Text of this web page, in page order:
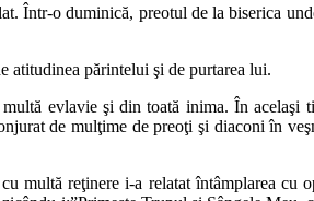
Într-o duminică, preotul de la biserica
atitudinea părintelui şi de purtarea lui.
evlavie şi din toată inima. În
de mulţime de preoţi şi diaconi în
multă reţinere i-a relatat întâmplarea